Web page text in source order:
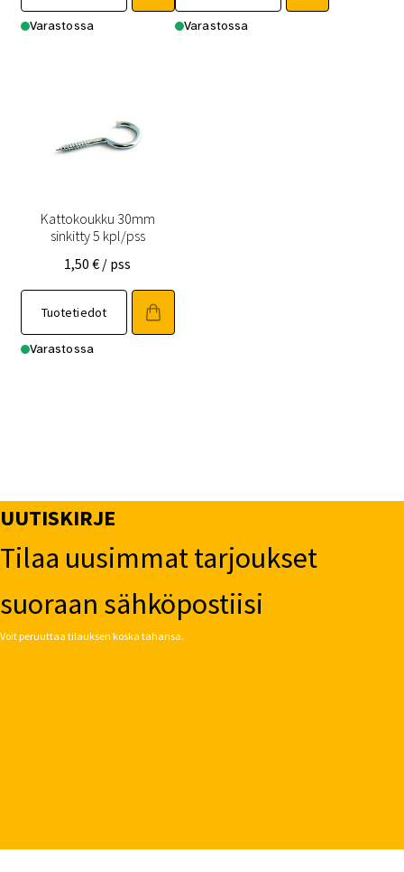
Varastossa Varastossa
Kattokoukku 30mm
sinkitty 5 kpl/pss
1,50€ / pss
Tuotetiedot
Varastossa
UUTISKIRJE
Tilaa uusimmat tarjoukset
suoraan sähköpostiisi
Voit peruuttaa tilauksen koska tahansa.